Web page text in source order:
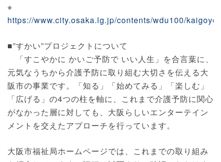
※
https://www.city.osaka.lg.jp/contents/wdu100/
■”すかい”プロジェクトについて
「すこやかに かいご予防で いい人生」を合言葉に、
元気なうちから介護予防に取り組む大切さを伝える大
阪市の事業です。「知る」「始めてみる」「楽しむ」
「広げる」の4つの柱を軸に、これまで介護予防に関心
がなかった層に対しても、大阪らしいエンターテイン
メントを交えたアプローチを行っています。
大阪市福祉局ホームページでは、これまでの取り組み